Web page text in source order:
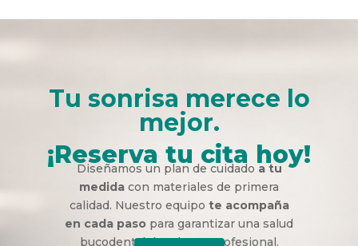
Tu sonrisa merece lo
mejor.
¡Reserva tu cita hoy!
Diseñamos un plan de cuidado a tu
medida con materiales de primera
calidad. Nuestro equipo te acompaña
en cada paso para garantizar una salud
bucodental duradera y profesional.